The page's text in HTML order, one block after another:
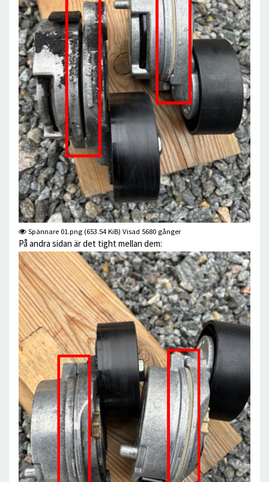
Spännare 01.png (653.54 KiB) Visad 5680 gånger
På andra sidan är det tight mellan dem: